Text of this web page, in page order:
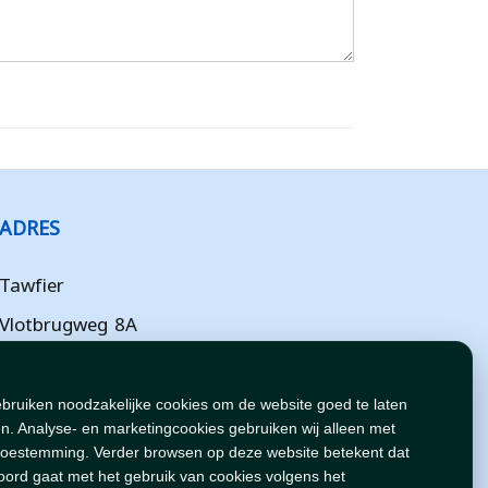
noodzakelijke cookies om de website goed te laten
Analyse- en marketingcookies gebruiken wij alleen met
Verder browsen op deze website betekent dat
gaat met het gebruik van cookies volgens het
ADRES
Tawfier
Vlotbrugweg 8A
Flevoland
NL